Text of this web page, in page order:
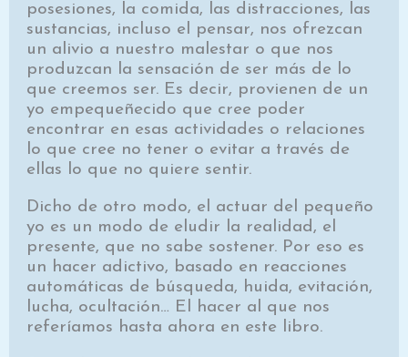
posesiones, la comida, las distracciones, las
sustancias, incluso el pensar, nos ofrezcan
un alivio a nuestro malestar o que nos
produzcan la sensación de ser más de lo
que creemos ser. Es decir, provienen de un
yo empequeñecido que cree poder
encontrar en esas actividades o relaciones
lo que cree no tener o evitar a través de
ellas lo que no quiere sentir.
Dicho de otro modo, el actuar del pequeño
yo es un modo de eludir la realidad, el
presente, que no sabe sostener. Por eso es
un hacer adictivo, basado en reacciones
automáticas de búsqueda, huida, evitación,
lucha, ocultación… El hacer al que nos
referíamos hasta ahora en este libro.